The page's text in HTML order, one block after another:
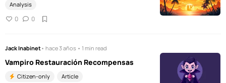
Analysis
0 0
Jack Inabinet• hace 3 años • 1 min read
Vampiro Restauración Recompensas
Citizen-only Article